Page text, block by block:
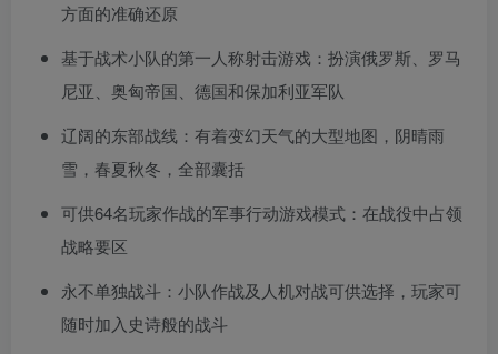
方面的准确还原
基于战术小队的第一人称射击游戏：扮演俄罗斯、罗马
尼亚、奥匈帝国、德国和保加利亚军队
辽阔的东部战线：有着变幻天气的大型地图，阴晴雨
雪，春夏秋冬，全部囊括
可供64名玩家作战的军事行动游戏模式：在战役中占领
战略要区
永不单独战斗：小队作战及人机对战可供选择，玩家可
随时加入史诗般的战斗